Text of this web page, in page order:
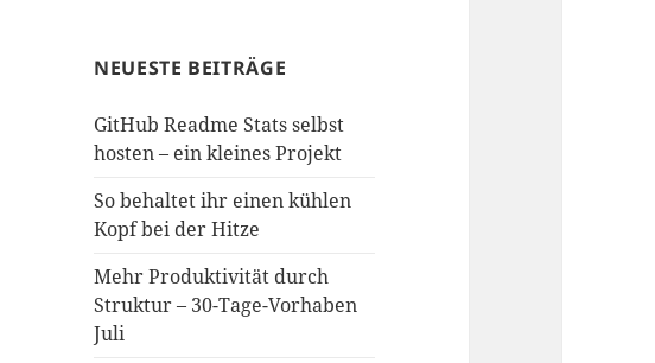
NEUESTE BEITRÄGE
GitHub Readme Stats selbst
hosten – ein kleines Projekt
So behaltet ihr einen kühlen
Kopf bei der Hitze
Mehr Produktivität durch
Struktur – 30-Tage-Vorhaben
Juli